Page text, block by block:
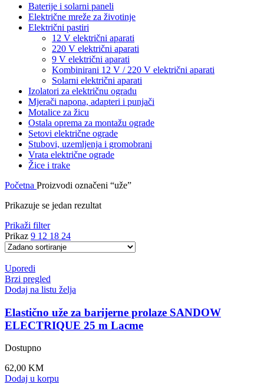
Baterije i solarni paneli
Električne mreže za životinje
Električni pastiri
12 V električni aparati
220 V električni aparati
9 V električni aparati
Kombinirani 12 V / 220 V električni aparati
Solarni električni aparati
Izolatori za električnu ogradu
Mjerači napona, adapteri i punjači
Motalice za žicu
Ostala oprema za montažu ograde
Setovi električne ograde
Stubovi, uzemljenja i gromobrani
Vrata električne ograde
Žice i trake
Početna Proizvodi označeni “uže”
Prikazuje se jedan rezultat
Prikaži filter
Prikaz 9 12 18 24
Uporedi
Brzi pregled
Dodaj na listu želja
Elastično uže za barijerne prolaze SANDOW
ELECTRIQUE 25 m Lacme
Dostupno
62,00 KM
Dodaj u korpu